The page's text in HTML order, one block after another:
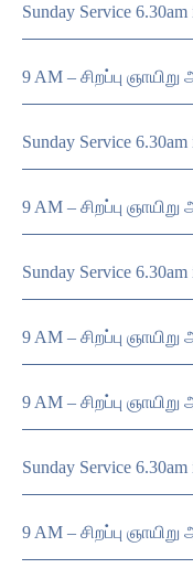
Sunday Service
9 AM – சிறப்பு
Sunday Service
9 AM – சிறப்பு
Sunday Service
9 AM – சிறப்பு
9 AM – சிறப்பு
Sunday Service
9 AM – சிறப்பு